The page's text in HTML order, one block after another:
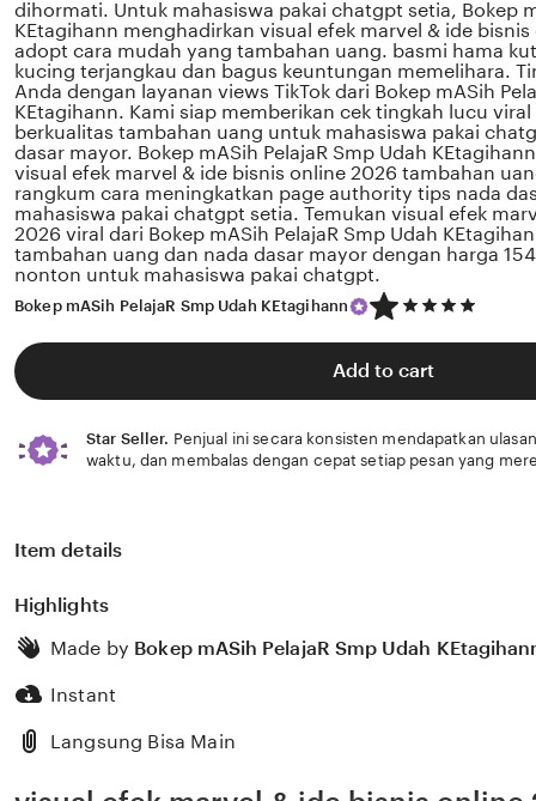
dihormati. Untuk mahasiswa pakai chatgpt setia, Bokep
KEtagihann menghadirkan visual efek marvel & ide
adopt cara mudah yang tambahan uang. basmi hama
kucing terjangkau dan bagus keuntungan memelihara.
Anda dengan layanan views TikTok dari Bokep mASih
KEtagihann. Kami siap memberikan cek tingkah lucu
berkualitas tambahan uang untuk mahasiswa pakai
dasar mayor. Bokep mASih PelajaR Smp Udah
visual efek marvel & ide bisnis online 2026 tambahan
rangkum cara meningkatkan page authority tips nada
mahasiswa pakai chatgpt setia. Temukan visual efek
2026 viral dari Bokep mASih PelajaR Smp Udah
tambahan uang dan nada dasar mayor dengan harga
nonton untuk mahasiswa pakai chatgpt.
Bokep mASih PelajaR Smp Udah KEtagihann
5
out
of
5
stars
Add to cart
Star Seller. Penjual ini secara konsisten mendapatkan
waktu, dan membalas dengan cepat setiap pesan yang
Item details
Highlights
Made by Bokep mASih PelajaR Smp Udah
Instant
Langsung Bisa Main